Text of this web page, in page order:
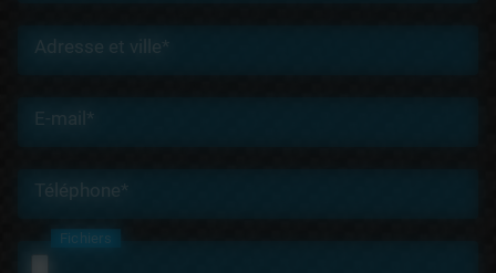
Adresse et ville*
E-mail*
Téléphone*
Fichiers